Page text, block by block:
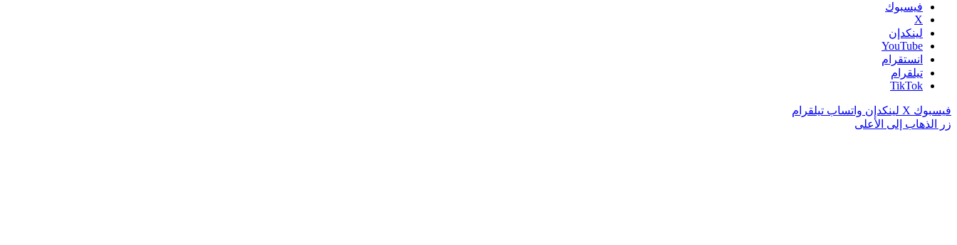
فيسبوك
‫X
لينكدإن
‫YouTube
انستقرام
تيلقرام
‫TikTok
فيسبوك ‫X لينكدإن واتساب تيلقرام
زر الذهاب إلى الأعلى